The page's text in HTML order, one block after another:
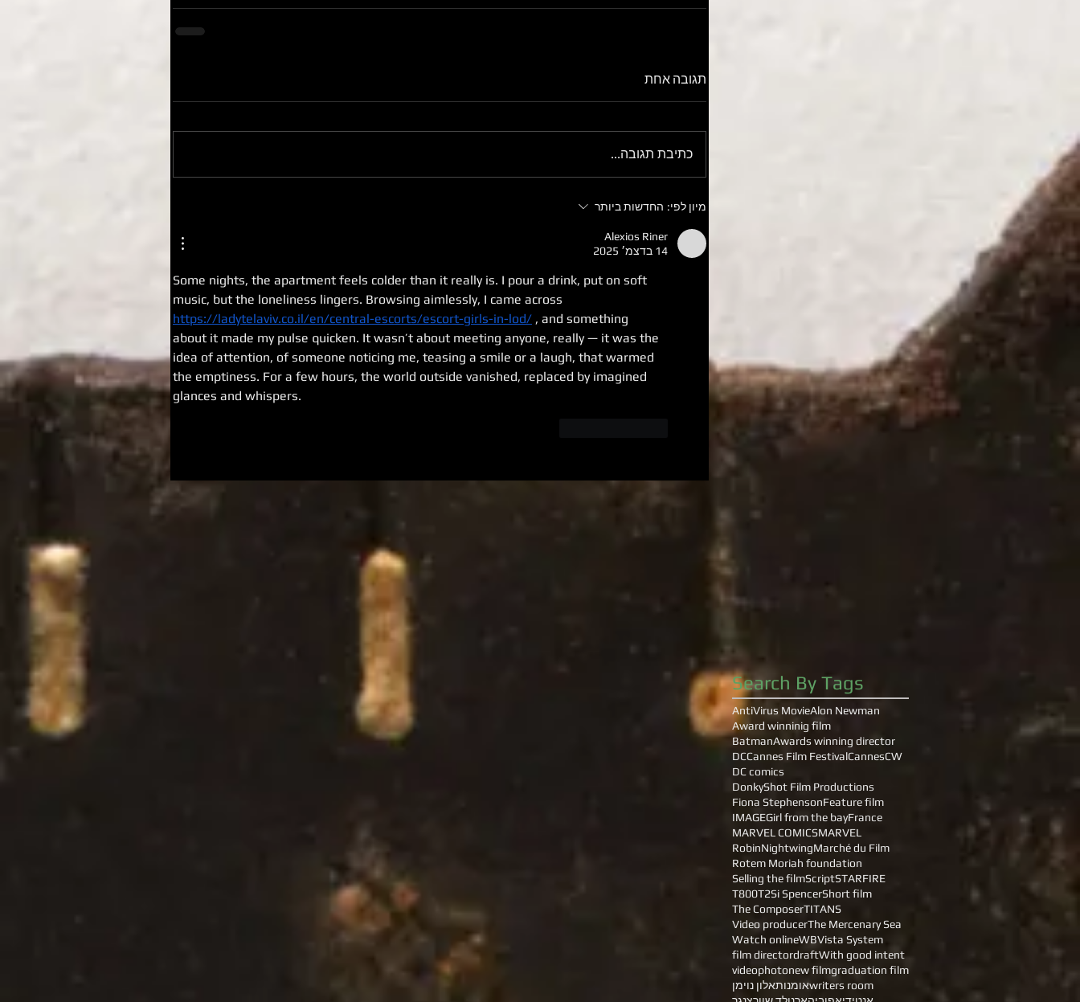
תגובה אחת
כתיבת תגובה...
מיון לפי: החדשות ביותר
Alexios Riner
14 בדצמ׳ 2025
Some nights, the apartment feels colder than it really is. I pour a drink, put on soft
music, but the loneliness lingers. Browsing aimlessly, I came across
https://ladytelaviv.co.il/en/central-escorts/escort-girls-in-lod/ , and something
about it made my pulse quicken. It wasn’t about meeting anyone, really — it was the
idea of attention, of someone noticing me, teasing a smile or a laugh, that warmed
the emptiness. For a few hours, the world outside vanished, replaced by imagined
glances and whispers.
Search By Tags
Alon Newman
AntiVirus Movie
Award winninig film
Awards winning director
Batman
CW
Cannes
Cannes Film Festival
DC
DC comics
DonkyShot Film Productions
Feature film
Fiona Stephenson
France
Girl from the bay
IMAGE
MARVEL
MARVEL COMICS
Marché du Film
Nightwing
Robin
Rotem Moriah foundation
STARFIRE
Script
Selling the film
Short film
Si Spencer
T2
T800
TITANS
The Composer
The Mercenary Sea
Video producer
Vista System
WB
Watch online
With good intent
draft
film director
graduation film
new film
photo
video
writers roomאומנותאלון נוימן